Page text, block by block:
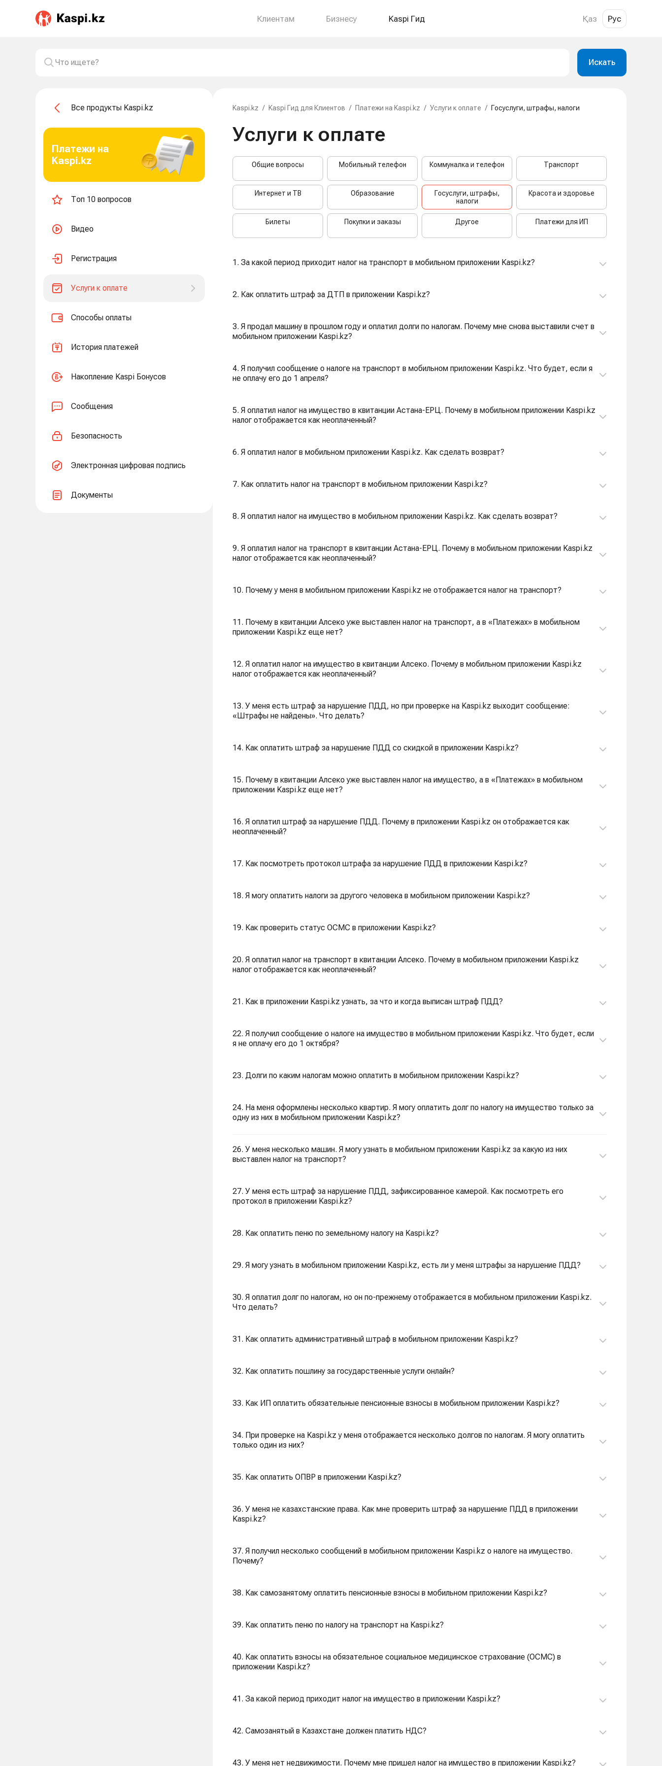
Клиентам Бизнесу Kaspi Гид Қаз Рус
Искать
Все продукты Kaspi.kz
Платежи на
Kaspi.kz
Топ 10 вопросов
Видео
Регистрация
Услуги к оплате
Способы оплаты
История платежей
Накопление Kaspi Бонусов
Сообщения
Безопасность
Электронная цифровая подпись
Документы
Kaspi.kz / Kaspi Гид для Клиентов / Платежи на Kaspi.kz / Услуги к оплате / Госуслуги, штрафы, налоги
Услуги к оплате
Общие вопросы Мобильный телефон Коммуналка и телефон Транспорт
Интернет и ТВ Образование
Госуслуги, штрафы,
налоги
Красота и здоровье
Билеты Покупки и заказы Другое Платежи для ИП
1. За какой период приходит налог на транспорт в мобильном приложении Kaspi.kz?
2. Как оплатить штраф за ДТП в приложении Kaspi.kz?
3. Я продал машину в прошлом году и оплатил долги по налогам. Почему мне снова выставили счет в
мобильном приложении Kaspi.kz?
4. Я получил сообщение о налоге на транспорт в мобильном приложении Kaspi.kz. Что будет, если я
не оплачу его до 1 апреля?
5. Я оплатил налог на имущество в квитанции Астана-ЕРЦ. Почему в мобильном приложении Kaspi.kz
налог отображается как неоплаченный?
6. Я оплатил налог в мобильном приложении Kaspi.kz. Как сделать возврат?
7. Как оплатить налог на транспорт в мобильном приложении Kaspi.kz?
8. Я оплатил налог на имущество в мобильном приложении Kaspi.kz. Как сделать возврат?
9. Я оплатил налог на транспорт в квитанции Астана-ЕРЦ. Почему в мобильном приложении Kaspi.kz
налог отображается как неоплаченный?
10. Почему у меня в мобильном приложении Kaspi.kz не отображается налог на транспорт?
11. Почему в квитанции Алсеко уже выставлен налог на транспорт, а в «Платежах» в мобильном
приложении Kaspi.kz еще нет?
12. Я оплатил налог на имущество в квитанции Алсеко. Почему в мобильном приложении Kaspi.kz
налог отображается как неоплаченный?
13. У меня есть штраф за нарушение ПДД, но при проверке на Kaspi.kz выходит сообщение:
«Штрафы не найдены». Что делать?
14. Как оплатить штраф за нарушение ПДД со скидкой в приложении Kaspi.kz?
15. Почему в квитанции Алсеко уже выставлен налог на имущество, а в «Платежах» в мобильном
приложении Kaspi.kz еще нет?
16. Я оплатил штраф за нарушение ПДД. Почему в приложении Kaspi.kz он отображается как
неоплаченный?
17. Как посмотреть протокол штрафа за нарушение ПДД в приложении Kaspi.kz?
18. Я могу оплатить налоги за другого человека в мобильном приложении Kaspi.kz?
19. Как проверить статус ОСМС в приложении Kaspi.kz?
20. Я оплатил налог на транспорт в квитанции Алсеко. Почему в мобильном приложении Kaspi.kz
налог отображается как неоплаченный?
21. Как в приложении Kaspi.kz узнать, за что и когда выписан штраф ПДД?
22. Я получил сообщение о налоге на имущество в мобильном приложении Kaspi.kz. Что будет, если
я не оплачу его до 1 октября?
23. Долги по каким налогам можно оплатить в мобильном приложении Kaspi.kz?
24. На меня оформлены несколько квартир. Я могу оплатить долг по налогу на имущество только за
одну из них в мобильном приложении Kaspi.kz?
26. У меня несколько машин. Я могу узнать в мобильном приложении Kaspi.kz за какую из них
выставлен налог на транспорт?
27. У меня есть штраф за нарушение ПДД, зафиксированное камерой. Как посмотреть его
протокол в приложении Kaspi.kz?
28. Как оплатить пеню по земельному налогу на Kaspi.kz?
29. Я могу узнать в мобильном приложении Kaspi.kz, есть ли у меня штрафы за нарушение ПДД?
30. Я оплатил долг по налогам, но он по-прежнему отображается в мобильном приложении Kaspi.kz.
Что делать?
31. Как оплатить административный штраф в мобильном приложении Kaspi.kz?
32. Как оплатить пошлину за государственные услуги онлайн?
33. Как ИП оплатить обязательные пенсионные взносы в мобильном приложении Kaspi.kz?
34. При проверке на Kaspi.kz у меня отображается несколько долгов по налогам. Я могу оплатить
только один из них?
35. Как оплатить ОПВР в приложении Kaspi.kz?
36. У меня не казахстанские права. Как мне проверить штраф за нарушение ПДД в приложении
Kaspi.kz?
37. Я получил несколько сообщений в мобильном приложении Kaspi.kz о налоге на имущество.
Почему?
38. Как самозанятому оплатить пенсионные взносы в мобильном приложении Kaspi.kz?
39. Как оплатить пеню по налогу на транспорт на Kaspi.kz?
40. Как оплатить взносы на обязательное социальное медицинское страхование (ОСМС) в
приложении Kaspi.kz?
41. За какой период приходит налог на имущество в приложении Kaspi.kz?
42. Самозанятый в Казахстане должен платить НДС?
43. У меня нет недвижимости. Почему мне пришел налог на имущество в приложении Kaspi.kz?